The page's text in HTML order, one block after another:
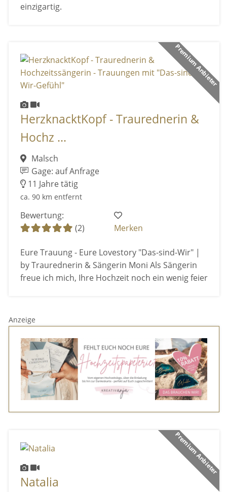
einzigartig.
Premium Anbieter
HerzknacktKopf - Traurednerin &
Hochz ...
Malsch
Gage: auf Anfrage
11 Jahre tätig
ca. 90 km entfernt
Bewertung:
(2)
Merken
Eure Trauung - Eure Lovestory "Das-sind-Wir" |
by Traurednerin & Sängerin Moni Als Sängerin
freue ich mich, Ihre Hochzeit noch ein wenig feier
Anzeige
Premium Anbieter
Natalia